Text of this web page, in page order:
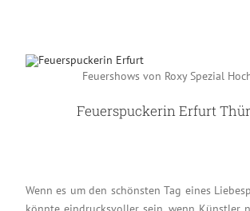
Feuershows von Roxy Spezial
Feuerspuckerin Erfurt
Wenn es um den schönsten Tag eines